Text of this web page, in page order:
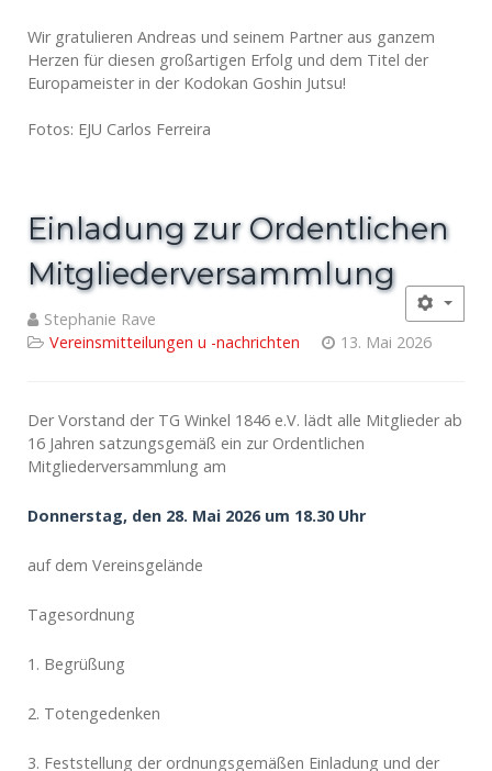
Wir gratulieren Andreas und seinem Partner aus ganzem
Herzen für diesen großartigen Erfolg und dem Titel der
Europameister in der Kodokan Goshin Jutsu!
Fotos: EJU Carlos Ferreira
Einladung zur Ordentlichen
Mitgliederversammlung
Stephanie Rave
Vereinsmitteilungen u -nachrichten
13. Mai 2026
Der Vorstand der TG Winkel 1846 e.V. lädt alle Mitglieder ab
16 Jahren satzungsgemäß ein zur Ordentlichen
Mitgliederversammlung am
Donnerstag, den 28. Mai 2026 um 18.30 Uhr
auf dem Vereinsgelände
Tagesordnung
1. Begrüßung
2. Totengedenken
3. Feststellung der ordnungsgemäßen Einladung und der